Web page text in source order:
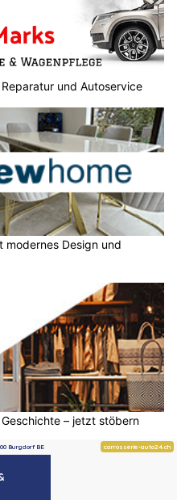
und Autoservice
modernes Design und
– jetzt stöbern